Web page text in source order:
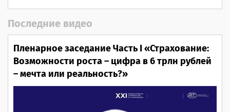
Последние видео
Пленарное заседание Часть I «Страхование:
Возможности роста – цифра в 6 трлн рублей
– мечта или реальность?»